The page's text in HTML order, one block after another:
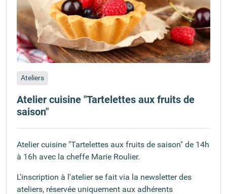
Ateliers
Atelier cuisine "Tartelettes aux fruits de
saison"
Atelier cuisine "Tartelettes aux fruits de saison" de 14h
à 16h avec la cheffe Marie Roulier.
L'inscription à l'atelier se fait via la newsletter des
ateliers, réservée uniquement aux adhérents